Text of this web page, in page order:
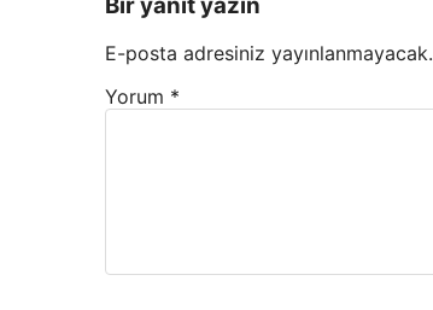
E-posta adresiniz yayınlanmayacak.
Yorum *